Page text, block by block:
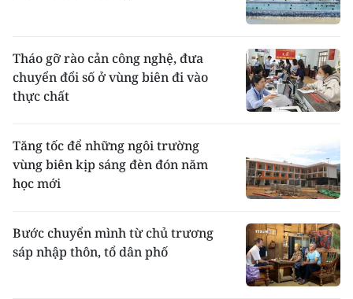
Tháo gỡ rào cản công nghệ, đưa
chuyển đổi số ở vùng biên đi vào
thực chất ​
Tăng tốc để những ngôi trường
vùng biên kịp sáng đèn đón năm
học mới
Bước chuyển mình từ chủ trương
sáp nhập thôn, tổ dân phố